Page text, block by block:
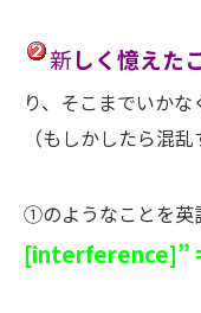
新しく憶えた
り、そこまでいか
（もしかしたら混
①のようなことを英
[interference]”